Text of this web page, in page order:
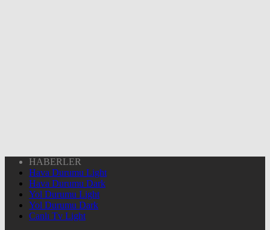
HABERLER
Hava Durumu Light
Hava Durumu Dark
Yol Durumu Light
Yol Durumu Dark
Canlı Tv Light